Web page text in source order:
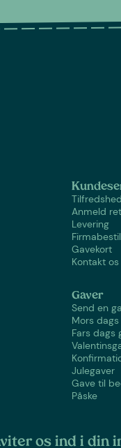
Anmeld
Levering
Gavekort
Kontakt os
Gaver
Send en
Mors
Fars dags
Julegaver
Gave til
Påske
os ind i din